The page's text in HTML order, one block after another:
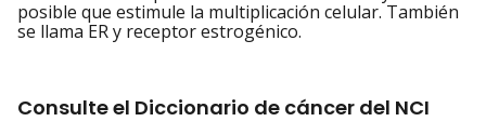
posible que estimule la multiplicación celular. También
se llama ER y receptor estrogénico.
Consulte el Diccionario de cáncer del NCI